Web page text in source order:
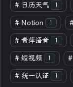
# 日历天气 1
# Notion 1
# 青萍语音 1
# 短视频 1 #
# 统一认证 1